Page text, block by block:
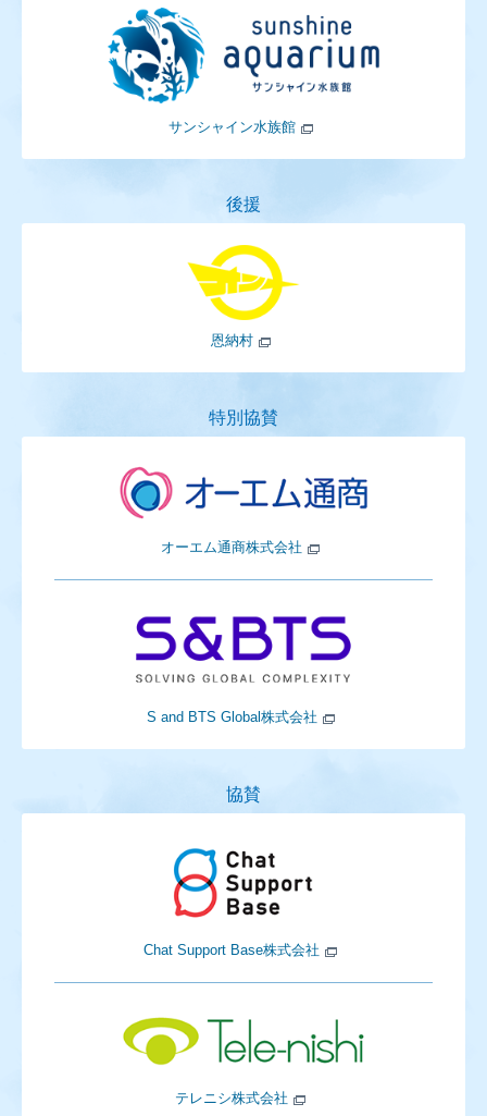
サンシャイン水族館
後援
恩納村
特別協賛
オーエム通商株式会社
S and BTS Global株式会社
協賛
Chat Support Base株式会社
テレニシ株式会社